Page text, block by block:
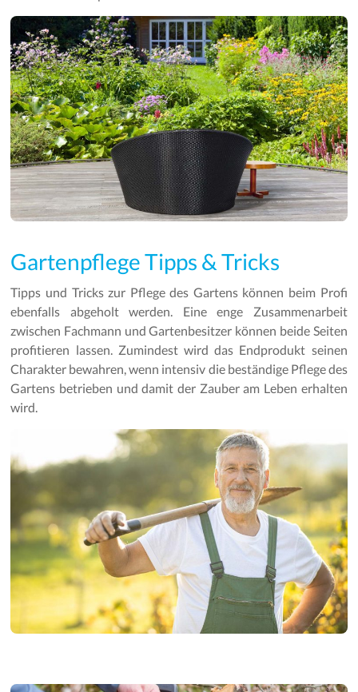
Gartenpflege Tipps & Tricks
Tipps und Tricks zur Pflege des Gartens können beim Profi
ebenfalls abgeholt werden. Eine enge Zusammenarbeit
zwischen Fachmann und Gartenbesitzer können beide Seiten
profitieren lassen. Zumindest wird das Endprodukt seinen
Charakter bewahren, wenn intensiv die beständige Pflege des
Gartens betrieben und damit der Zauber am Leben erhalten
wird.